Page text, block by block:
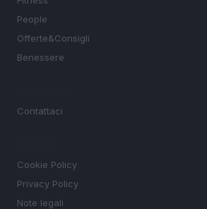
People
Offerte&Consigli
Benessere
Contattaci
Cookie Policy
Privacy Policy
Note legali